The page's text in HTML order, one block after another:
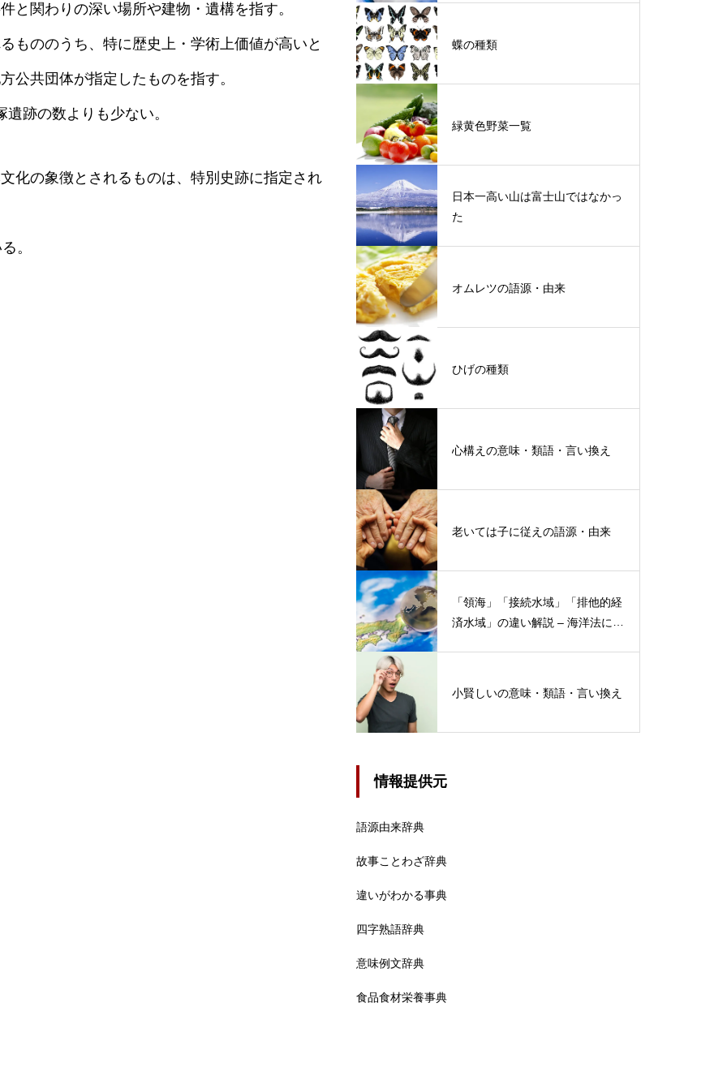
と関わりの深い場所や建物・遺構を指す。
もののうち、特に歴史上・学術上価値が高いと
公共団体が指定したものを指す。
跡の数よりも少ない。
化の象徴とされるものは、特別史跡に指定され
。
蝶の種類
緑黄色野菜一覧
日本一高い山は富士山ではなかっ
た
オムレツの語源・由来
ひげの種類
心構えの意味・類語・言い換え
老いては子に従えの語源・由来
「領海」「接続水域」「排他的経
済水域」の違い解説 – 海洋法にお
小賢しいの意味・類語・言い換え
情報提供元
語源由来辞典
故事ことわざ辞典
違いがわかる事典
四字熟語辞典
意味例文辞典
食品食材栄養事典